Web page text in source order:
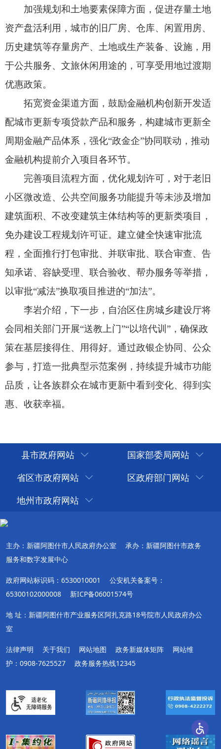
完善项目流程方面，优化规划许可，对于老旧
小区微改造、公共空间服务功能提升等未涉及增加
建筑面积、不改变建筑主体结构等的更新类项目，
免办建设工程规划许可证。建立健全快速审批流
程，全面推行打包审批、并联审批、联合审查、告
以审批“减法”换取项目推进的“加法”。
李岩介绍，下一步，自治区住房城乡建设厅将
会同相关部门开展“送教上门”“以培代训”，确保政
策在基层接得住、用得好。通过政银企协同、公众
参与，打造一批典型示范案例，持续提升城市功能
惠、收获幸福。
县市政府网站
国家部委局网站
省区市政府网站
区政府部门网站
地州市政府网站
主办：新疆阿图什市人民政府办公室
承办：新疆阿图什市政务
服务和数字发展中心
政府网站标识码：6530010001
公安机关备案号：
65300102000008
新ICP备06001574号
地 址：新疆阿图什市产业服务区阿扎克路18号院市人民政府办公
室
法律声明 关于我们 网站地图 政务新媒体矩阵
网站维
护：0908-7625527
政务服务热线12345